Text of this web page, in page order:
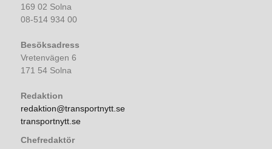
169 02 Solna
08-514 934 00
Besöksadress
Vretenvägen 6
171 54 Solna
Redaktion
redaktion@transportnytt.se
transportnytt.se
Chefredaktör